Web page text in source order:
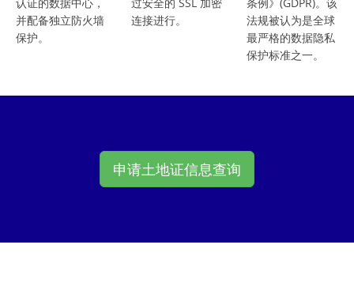
并配备独立防火墙
保护。
连接进行。
条例》(GDPR)。该
法规被认为是全球
最严格的数据隐私
保护标准之一。
申请土地证信息查询